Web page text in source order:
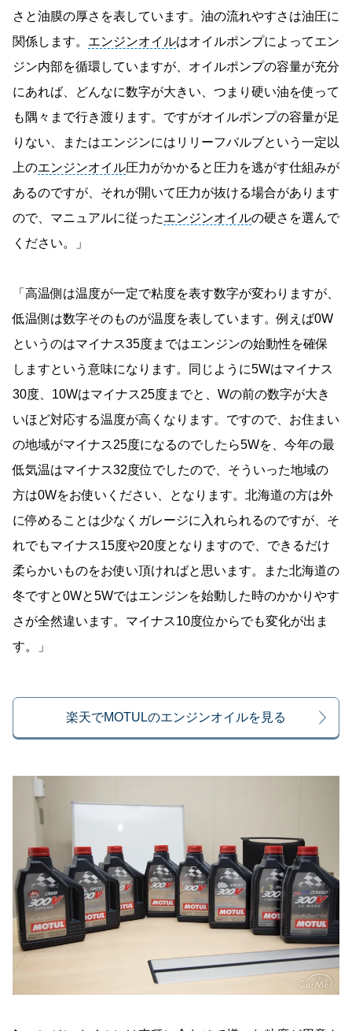
さと油膜の厚さを表しています。油の流れやすさは油圧に
関係します。 エンジンオイルはオイルポンプによってエン
ジン内部を循環していますが、オイルポンプの容量が充分
にあれば、どんなに数字が大きい、つまり硬い油を使って
も隅々まで行き渡ります。ですがオイルポンプの容量が足
りない、またはエンジンにはリリーフバルブという一定以
上のエンジンオイル圧力がかかると圧力を逃がす仕組みが
あるのですが、それが開いて圧力が抜ける場合があります
ので、マニュアルに従ったエンジンオイルの硬さを選んで
ください。」
「高温側は温度が一定で粘度を表す数字が変わりますが、
低温側は数字そのものが温度を表しています。例えば0W
というのはマイナス35度まではエンジンの始動性を確保
しますという意味になります。同じように5Wはマイナス
30度、10Wはマイナス25度までと、Wの前の数字が大き
いほど対応する温度が高くなります。ですので、お住まい
の地域がマイナス25度になるのでしたら5Wを、今年の最
低気温はマイナス32度位でしたので、そういった地域の
方は0Wをお使いください、となります。北海道の方は外
に停めることは少なくガレージに入れられるのですが、そ
れでもマイナス15度や20度となりますので、できるだけ
柔らかいものをお使い頂ければと思います。また北海道の
冬ですと0Wと5Wではエンジンを始動した時のかかりやす
さが全然違います。マイナス10度位からでも変化が出ま
す。」
楽天でMOTULのエンジンオイルを見る